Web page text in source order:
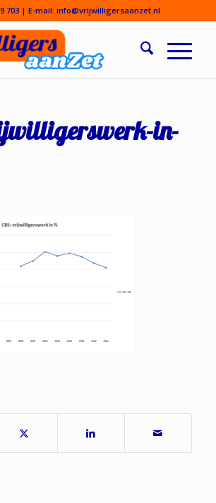
703| E-mail: info@vrijwilligersaanzet.nl
in-